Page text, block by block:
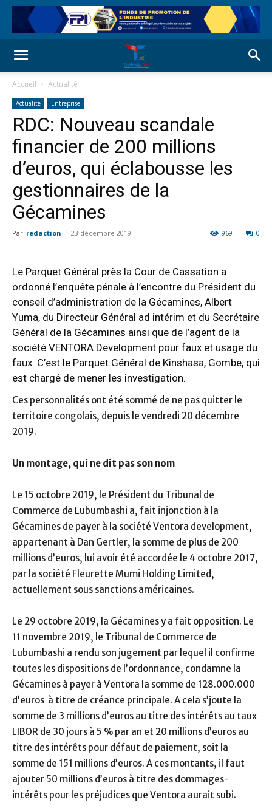
Accueil Actualité
Actualité Entreprise
RDC: Nouveau scandale
financier de 200 millions
d’euros, qui éclabousse les
gestionnaires de la
Gécamines
Par redaction - 23 décembre 2019 0
969
Le Parquet Général près la Cour de Cassation a
ordonné l’enquête pénale à l’encontre du Président du
conseil d’administration de la Gécamines, Albert
Yuma, du Directeur Général ad intérim et du Secrétaire
Général de la Gécamines ainsi que de l’agent de la
société VENTORA Development pour faux et usage du
faux. C’est le Parquet Général de Kinshasa, Gombe, qui
est chargé de mener les investigation.
Ces personnalités ont été sommé de ne pas quitter le
territoire congolais, depuis le vendredi 20 décembre
2019.
Un montage, qui ne dit pas son nom
Le 15 octobre 2019, le Président du Tribunal de
Commerce de Lubumbashi a, fait injonction à la
Gécamines de payer à la société Ventora development,
appartenant à Dan Gertler, la somme de plus de 200
millions d’euros, lui avoir été accordée le 4 octobre 2017,
par la société Fleurette Mumi Holding Limited,
actuellement sous sanctions américaines.
Le 29 octobre 2019, la Gécamines y a fait opposition. Le
11 novembre 2019, le Tribunal de Commerce de
Lubumbashi a rendu son jugement par lequel il confirme
toutes les dispositions de l’ordonnance, condamne la
Gécamines à payer à Ventora la somme de 128.000.000
d’euros à titre de créance principale. A cela s’joute la
somme de 3 millions d’euros au titre des intérêts au taux
LIBOR de 30 jours à 5 % par an et 20 millions d’euros au
titre des intérêts pour défaut de paiement, soit la
somme de 151 millions d’euros. A ces montants, il faut
ajouter 50 millions d’euros à titre des dommages-
intérêts pour les préjudices que Ventora aurait subi.